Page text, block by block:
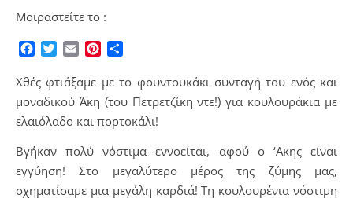
Μοιραστείτε το :
Facebook
TwitterEmailPinterest
Χθές φτιάξαμε με το φουντουκάκι συνταγή του ενός και
μοναδικού Άκη (του Πετρετζίκη ντε!) για κουλουράκια με
ελαιόλαδο και πορτοκάλι!
Βγήκαν πολύ νόστιμα εννοείται, αφού ο ‘Ακης είναι
εγγύηση! Στο μεγαλύτερο μέρος της ζύμης μας,
σχηματίσαμε μια μεγάλη καρδιά! Τη κουλουρένια νόστιμη